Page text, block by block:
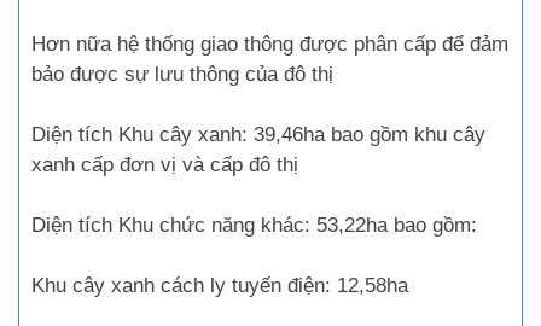
Hơn nữa hệ thống giao thông được phân cấp để đảm
bảo được sự lưu thông của đô thị
Diện tích Khu cây xanh: 39,46ha bao gồm khu cây
xanh cấp đơn vị và cấp đô thị
Diện tích Khu chức năng khác: 53,22ha bao gồm:
Khu cây xanh cách ly tuyến điện: 12,58ha